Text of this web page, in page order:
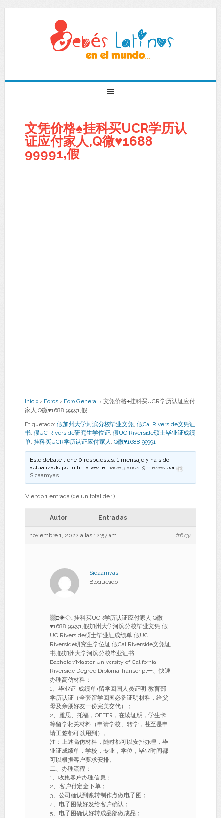
文凭价格♠挂科买UCR学历认
证应付家人,Q微♥1688
99991,假
Inicio › Foros › Foro General › 文凭价格♠挂科买UCR学历认证应付
家人,Q微♥1688 99991,假
Etiquetado: 假加州大学河滨分校毕业文凭, 假Cal Riverside文凭证
书, 假UC Riverside研究生学位证, 假UC Riverside硕士毕业证成绩
单, 挂科买UCR学历认证应付家人 , Q微♥1688 99991
Este debate tiene 0 respuestas, 1 mensaje y ha sido
actualizado por última vez el hace 3 años, 9 meses por
Sidaamyas.
Viendo 1 entrada (de un total de 1)
Autor Entradas
noviembre 1, 2022 a las 12:57 am #6734
Sidaamyas
Bloqueado
▩◘◈◇｡挂科买UCR学历认证应付家人,Q微
♥1688 99991,假加州大学河滨分校毕业文凭,假
UC Riverside硕士毕业证成绩单,假UC
Riverside研究生学位证,假Cal Riverside文凭证
书,假加州大学河滨分校毕业证书
Bachelor/Master University of California
Riverside Degree Diploma Transcript一、快速
办理高仿材料：
1、毕业证+成绩单+留学回国人员证明+教育部
学历认证（全套留学回国必备证明材料，给父
母及亲朋好友一份完美交代）；
2、雅思、托福，OFFER，在读证明，学生卡
等留学相关材料（申请学校、转学，甚至是申
请工签都可以用到）。
注：上述高仿材料，随时都可以安排办理，毕
业证成绩单，学校，专业，学位，毕业时间都
可以根据客户要求安排。
二、办理流程：
1、收集客户办理信息；
2、客户付定金下单；
3、公司确认到账转制作点做电子图；
4、电子图做好发给客户确认；
5、电子图确认好转成品部做成品；